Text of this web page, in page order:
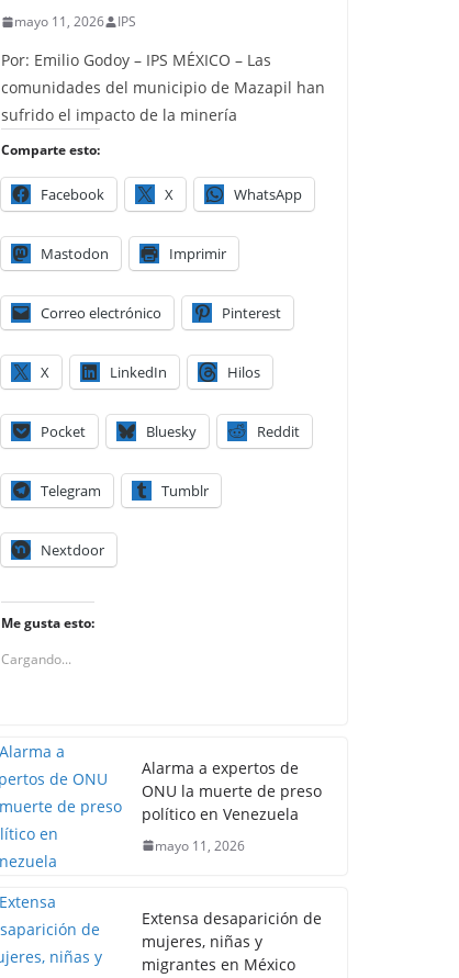
mayo 11, 2026 IPS
Por: Emilio Godoy – IPS MÉXICO – Las
comunidades del municipio de Mazapil han
sufrido el impacto de la minería
Comparte esto:
Facebook X WhatsApp
Mastodon Imprimir
Correo electrónico Pinterest
X LinkedIn Hilos
Pocket Bluesky Reddit
Telegram Tumblr
Nextdoor
Me gusta esto:
Cargando...
Alarma a expertos de
ONU la muerte de preso
político en Venezuela
mayo 11, 2026
Extensa desaparición de
mujeres, niñas y
migrantes en México